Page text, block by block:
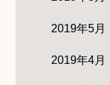
2019年5月
2019年4月